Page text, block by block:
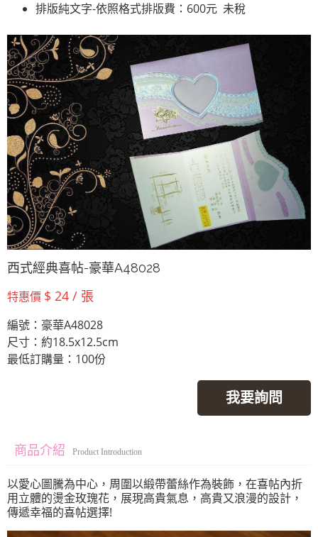
排版純文字-依照格式排版費：600元 未稅
西式經典喜帖-豪華A48028
特惠價 $ 24 / 張
編號：豪華A48028
尺寸：約18.5x12.5cm
最低訂購量：100份
我要詢問
商品介紹 Product Introduction
以愛心圖騰為中心，周圍以緞帶蕾絲作為裝飾，在喜帖內折
用立體的燙金玫瑰花，展現高貴氣息，高貴又浪漫的設計，
傳遞幸福的喜帖選擇!